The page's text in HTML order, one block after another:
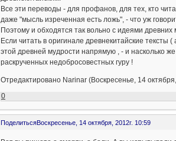
Все эти переводы - для профанов, для тех, кто
даже "мысль изреченная есть ложь", - что уж
Поэтому и обходятся так вольно с идеями
Если читать в оригинале древнекитайские
этой древней мудрости напрямую , - и насколько
раскрученных недобросовестных гуру !
Отредактировано Narinar (Воскресенье, 14
0
ПоделитьсяВоскресенье, 14 октября, 2012г. 10:59